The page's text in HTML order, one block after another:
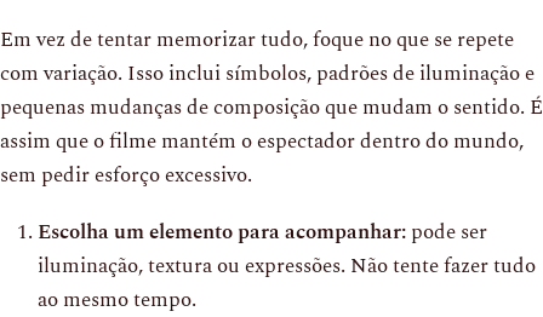
Em vez de tentar memorizar tudo, foque no que se repete
com variação. Isso inclui símbolos, padrões de iluminação e
pequenas mudanças de composição que mudam o sentido. É
assim que o filme mantém o espectador dentro do mundo,
sem pedir esforço excessivo.
Escolha um elemento para acompanhar:pode ser
iluminação, textura ou expressões. Não tente fazer tudo
ao mesmo tempo.